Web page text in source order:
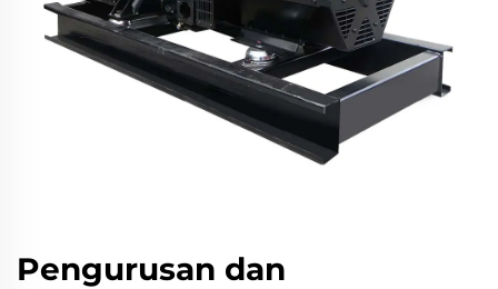
Pengurusan dan